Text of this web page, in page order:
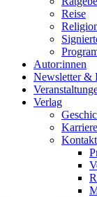
Reise
Autor:innen
Newsletter &
Verlag
Karriere
Kontakt